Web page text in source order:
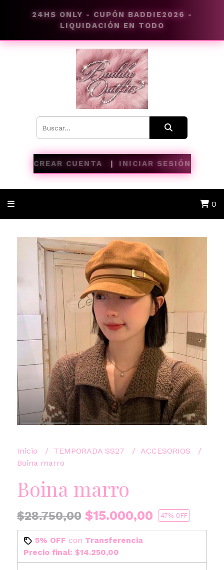
24HS ONLY - CUPÓN BADDIE2026 -
LIQUIDACIÓN EN TODO
CREAR CUENTA INICIAR SESIÓN
0
Inicio TEMPORADA SS27
ACCESORIOS
Boina marro
Boina marro
$28.750,00$15.000,00 47% OFF
5% OFF con Transferencia
Precio final: $14.250,00